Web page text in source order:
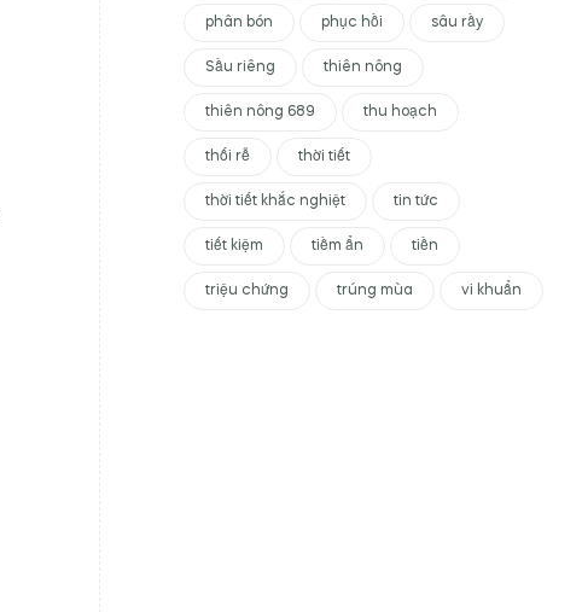
phân bón phục hồi sâu rầy
Sầu riêng thiên nông
thiên nông 689 thu hoạch
thối rễ thời tiết
thời tiết khắc nghiệt tin tức
tiết kiệm tiềm ẩn tiền
triệu chứng trúng mùa vi khuẩn